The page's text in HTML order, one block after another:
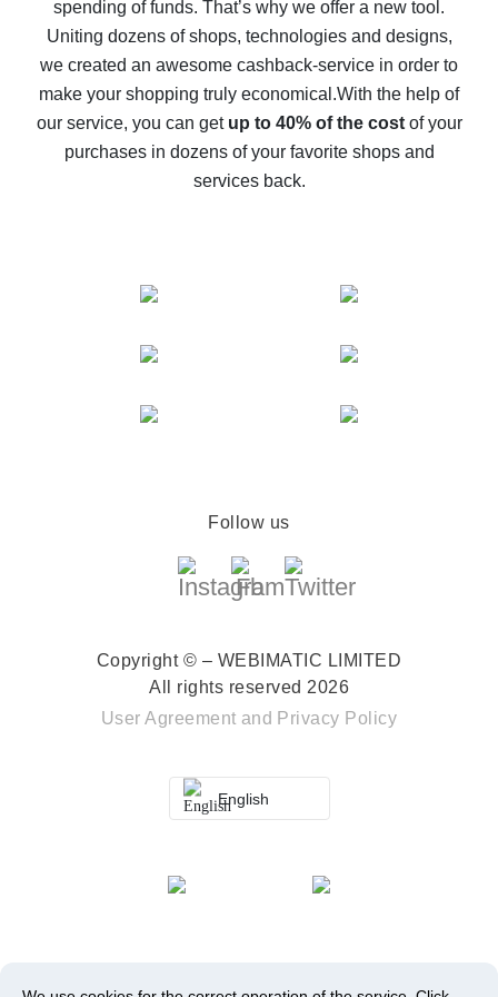
10% cash back on AliExpress - the impossible is
possible
The best cash back on AliExpress - how to find it
The best cash back service for AliExpress - let's
compare offers
spending of funds. That’s why we offer a new tool.
Uniting dozens of shops, technologies and designs,
we created an awesome cashback-service in order to
make your shopping truly economical.With the help of
our service, you can get up to 40% of the costof your
purchases in dozens of your favorite shops and
services back.
Follow us
Copyright © – WEBIMATIC LIMITED
All rights reserved 2026
User Agreement and Privacy Policy
English